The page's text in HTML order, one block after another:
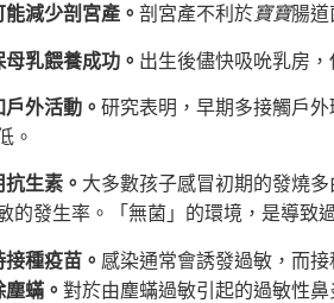
減少剖宮產。 剖宮產不利於寶寶腸道
乳餵養成功。 出生後儘快吸吮乳房
外活動。 研究表明，早期多接觸戶
。
生素。 大多數孩子感冒初期的發燒
的發生率。「無菌」的環境，是導致
種疫苗。 感染通常會誘發過敏，而
蟎。 對於由塵蟎過敏引起的過敏性